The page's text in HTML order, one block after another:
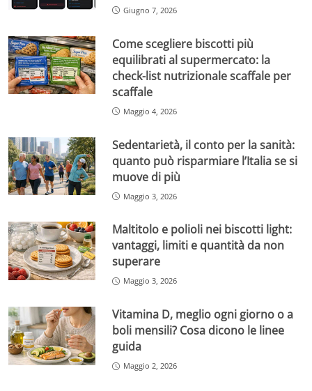
Giugno 7, 2026
Come scegliere biscotti più
equilibrati al supermercato: la
check-list nutrizionale scaffale per
scaffale
Maggio 4, 2026
Sedentarietà, il conto per la sanità:
quanto può risparmiare l’Italia se si
muove di più
Maggio 3, 2026
Maltitolo e polioli nei biscotti light:
vantaggi, limiti e quantità da non
superare
Maggio 3, 2026
Vitamina D, meglio ogni giorno o a
boli mensili? Cosa dicono le linee
guida
Maggio 2, 2026